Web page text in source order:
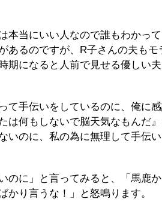
本当にいい人なので誰もわかっ
あるのですが、R子さんの夫も
期になると人前で見せる優しい
て手伝いをしているのに、俺に
は何もしないで脳天気なもんだ
いのに、私の為に無理して手伝
のに」と言ってみると、「馬鹿
かり言うな！」と怒鳴ります。